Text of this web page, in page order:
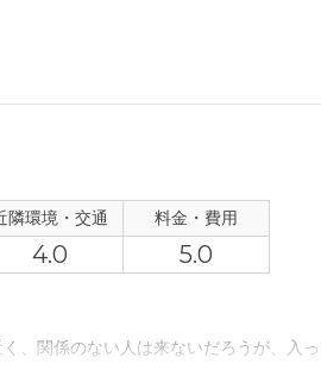
隣環境・交通 料金・費用
4.0 5.0
、関係のない人は来ないだろうが、入